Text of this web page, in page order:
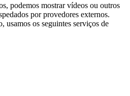
podemos mostrar vídeos ou outros
por provedores externos.
usamos os seguintes serviços de